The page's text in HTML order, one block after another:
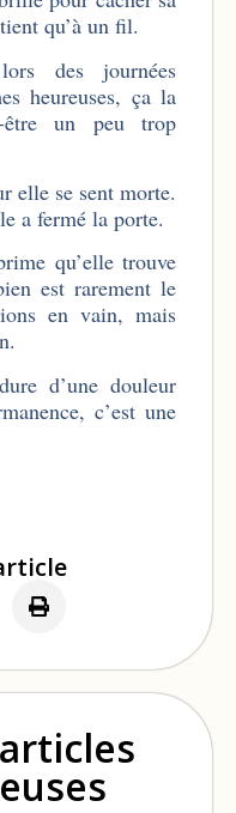
qu’à un fil.
des journées
heureuses, ça la
être un peu trop
elle se sent morte.
a fermé la porte.
qu’elle trouve
est rarement le
en vain, mais
d’une douleur
c’est une